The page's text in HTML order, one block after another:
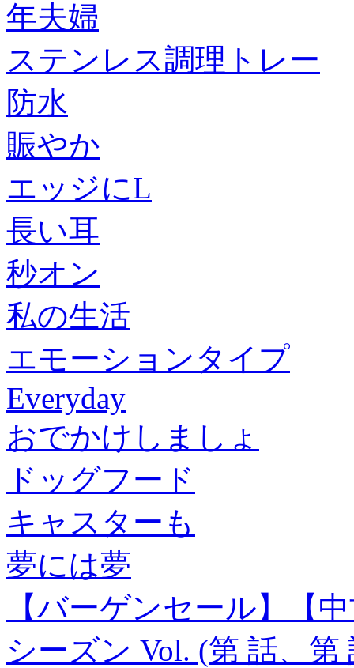
年夫婦
ステンレス調理トレー
防水
賑やか
エッジにL
長い耳
秒オン
私の生活
エモーションタイプ
Everyday
おでかけしましょ
ドッグフード
キャスターも
夢には夢
【バーゲンセール】【
シーズン Vol. (第 話、